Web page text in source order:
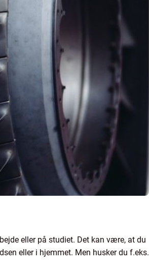
eller på studiet. Det kan være, at du
eller i hjemmet. Men husker du f.eks.